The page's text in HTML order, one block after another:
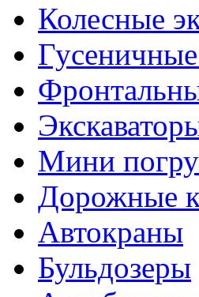
Колесные
Мини
Дорожные
Автокраны
Бульдозеры